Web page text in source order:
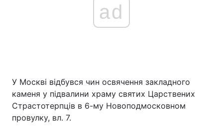
ad
У Москві відбувся чин освячення закладного
каменя у підвалини храму святих Царствених
Страстотерпців в 6-му Новоподмосковном
провулку, вл. 7.